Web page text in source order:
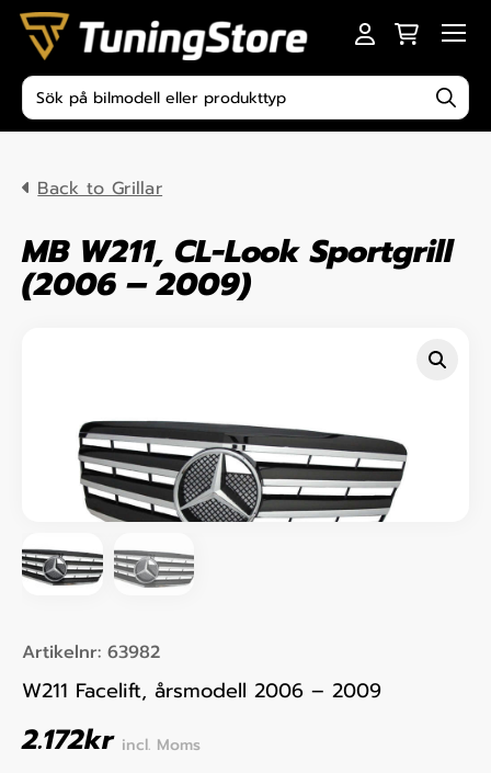
Skip to content
Produktsökning
Back to Grillar
MB W211, CL-Look Sportgrill
(2006 – 2009)
Artikelnr: 63982
W211 Facelift, årsmodell 2006 – 2009
2.172kr incl. Moms